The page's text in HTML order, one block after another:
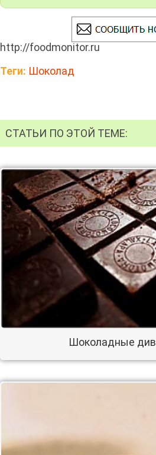
http://foodmonitor.ru
Теги: Шоколад
СТАТЬИ ПО ЭТОЙ ТЕМЕ:
Шоколадные